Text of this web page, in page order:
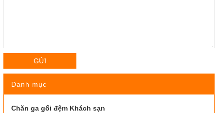
GỬI
Danh mục
Chăn ga gối đệm Khách sạn